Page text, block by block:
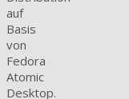
auf
Basis
von
Fedora
Atomic
Desktop.